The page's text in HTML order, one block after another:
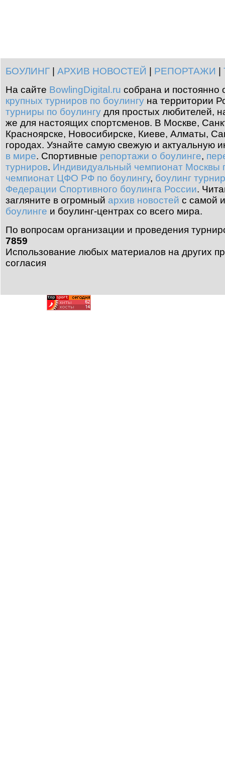
БОУЛИНГ АРХИВ НОВОСТЕЙ РЕПОРТАЖИ
На сайте BowlingDigital.ru собрана и постоянно
крупных турниров по боулингу на территории
турниры по боулингу для простых любителей,
же для настоящих спортсменов. В Москве,
Красноярске, Новосибирске, Киеве, Алматы,
городах. Узнайте самую свежую и
в мире. Спортивные репортажи о боулинге,
турниров. Индивидуальный чемпионат Москвы
чемпионат ЦФО РФ по боулингу, боулинг
Федерации Спортивного боулинга России.
загляните в огромный архив новостей с самой
боулинге и боулинг-центрах со всего мира.
По вопросам организации и проведения
7859
Использование любых материалов на других
согласия